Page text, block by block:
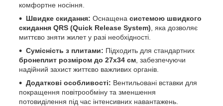
комфортне носіння.
Швидке скидання: Оснащена системою швидкого
скидання QRS (Quick Release System) , яка дозволяє
миттєво зняти жилет у разі необхідності.
Сумісність з плитами: Підходить для стандартних
бронеплит розміром до 27х34 см , забезпечуючи
надійний захист життєво важливих органів.
Додаткові особливості: Вентильовані вставки для
покращення повітрообміну та зменшення
потовиділення під час інтенсивних навантажень.